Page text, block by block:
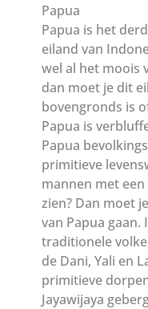
Papua
Papua is het
eiland van
wel al het moois
dan moet je dit
bovengronds is
Papua is
Papua
primitieve
mannen met
zien? Dan moet
van Papua gaan.
traditionele
de Dani, Yali en
primitieve
Jayawijaya